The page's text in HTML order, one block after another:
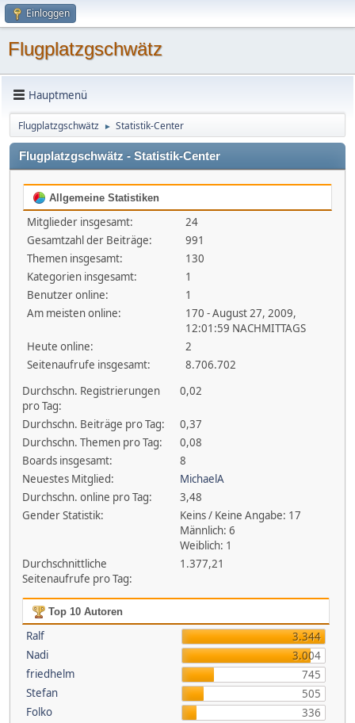
Einloggen
Flugplatzgschwätz
Hauptmenü
Flugplatzgschwätz ► Statistik-Center
Flugplatzgschwätz - Statistik-Center
Allgemeine Statistiken
Mitglieder insgesamt:
24
Gesamtzahl der Beiträge:
991
Themen insgesamt:
130
Kategorien insgesamt:
1
Benutzer online:
1
Am meisten online:
170 - August 27, 2009,
12:01:59 NACHMITTAGS
Heute online:
2
Seitenaufrufe insgesamt:
8.706.702
Durchschn. Registrierungen
pro Tag:
0,02
Durchschn. Beiträge pro Tag:
0,37
Durchschn. Themen pro Tag:
0,08
Boards insgesamt:
8
Neuestes Mitglied:
MichaelA
Durchschn. online pro Tag:
3,48
Gender Statistik:
Keins / Keine Angabe: 17
Männlich: 6
Weiblich: 1
Durchschnittliche
Seitenaufrufe pro Tag:
1.377,21
Top 10 Autoren
Ralf
3.344
Nadi
3.004
friedhelm
745
Stefan
505
Folko
336